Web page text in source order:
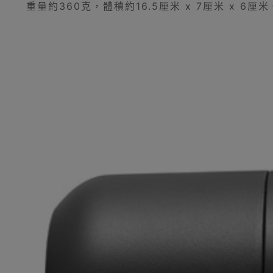
重量約360克，體積約16.5厘米 x 7厘米 x 6厘米